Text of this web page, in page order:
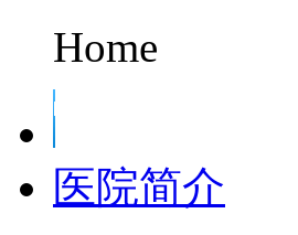
Home
医院简介